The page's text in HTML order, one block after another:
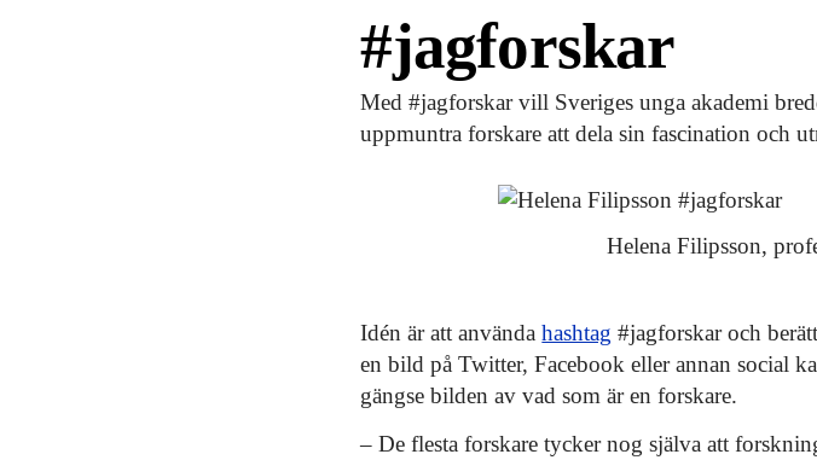
#jagforskar
Med #jagforskar vill Sveriges unga akademi
uppmuntra forskare att dela sin fascination och
Helena Filipsson,
Idén är att användahashtag #jagforskar och
en bild på Twitter, Facebook eller annan social
gängse bilden av vad som är en forskare.
– De flesta forskare tycker nog själva att